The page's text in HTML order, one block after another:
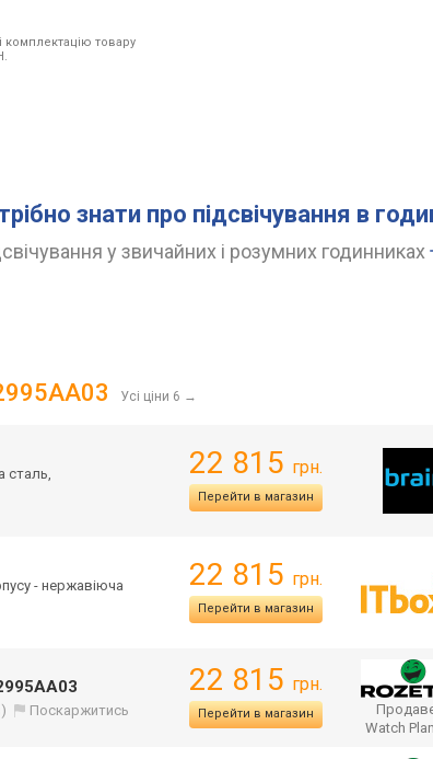
товару
знати про підсвічування в
у звичайних і розумних годинниках
Усі ціни 6 →
сталь,
22 815 грн.
Перейти в магазин
- нержавіюча
22 815 грн.
Перейти в магазин
Поскаржитись
22 815 грн.
Перейти в магазин
Watch